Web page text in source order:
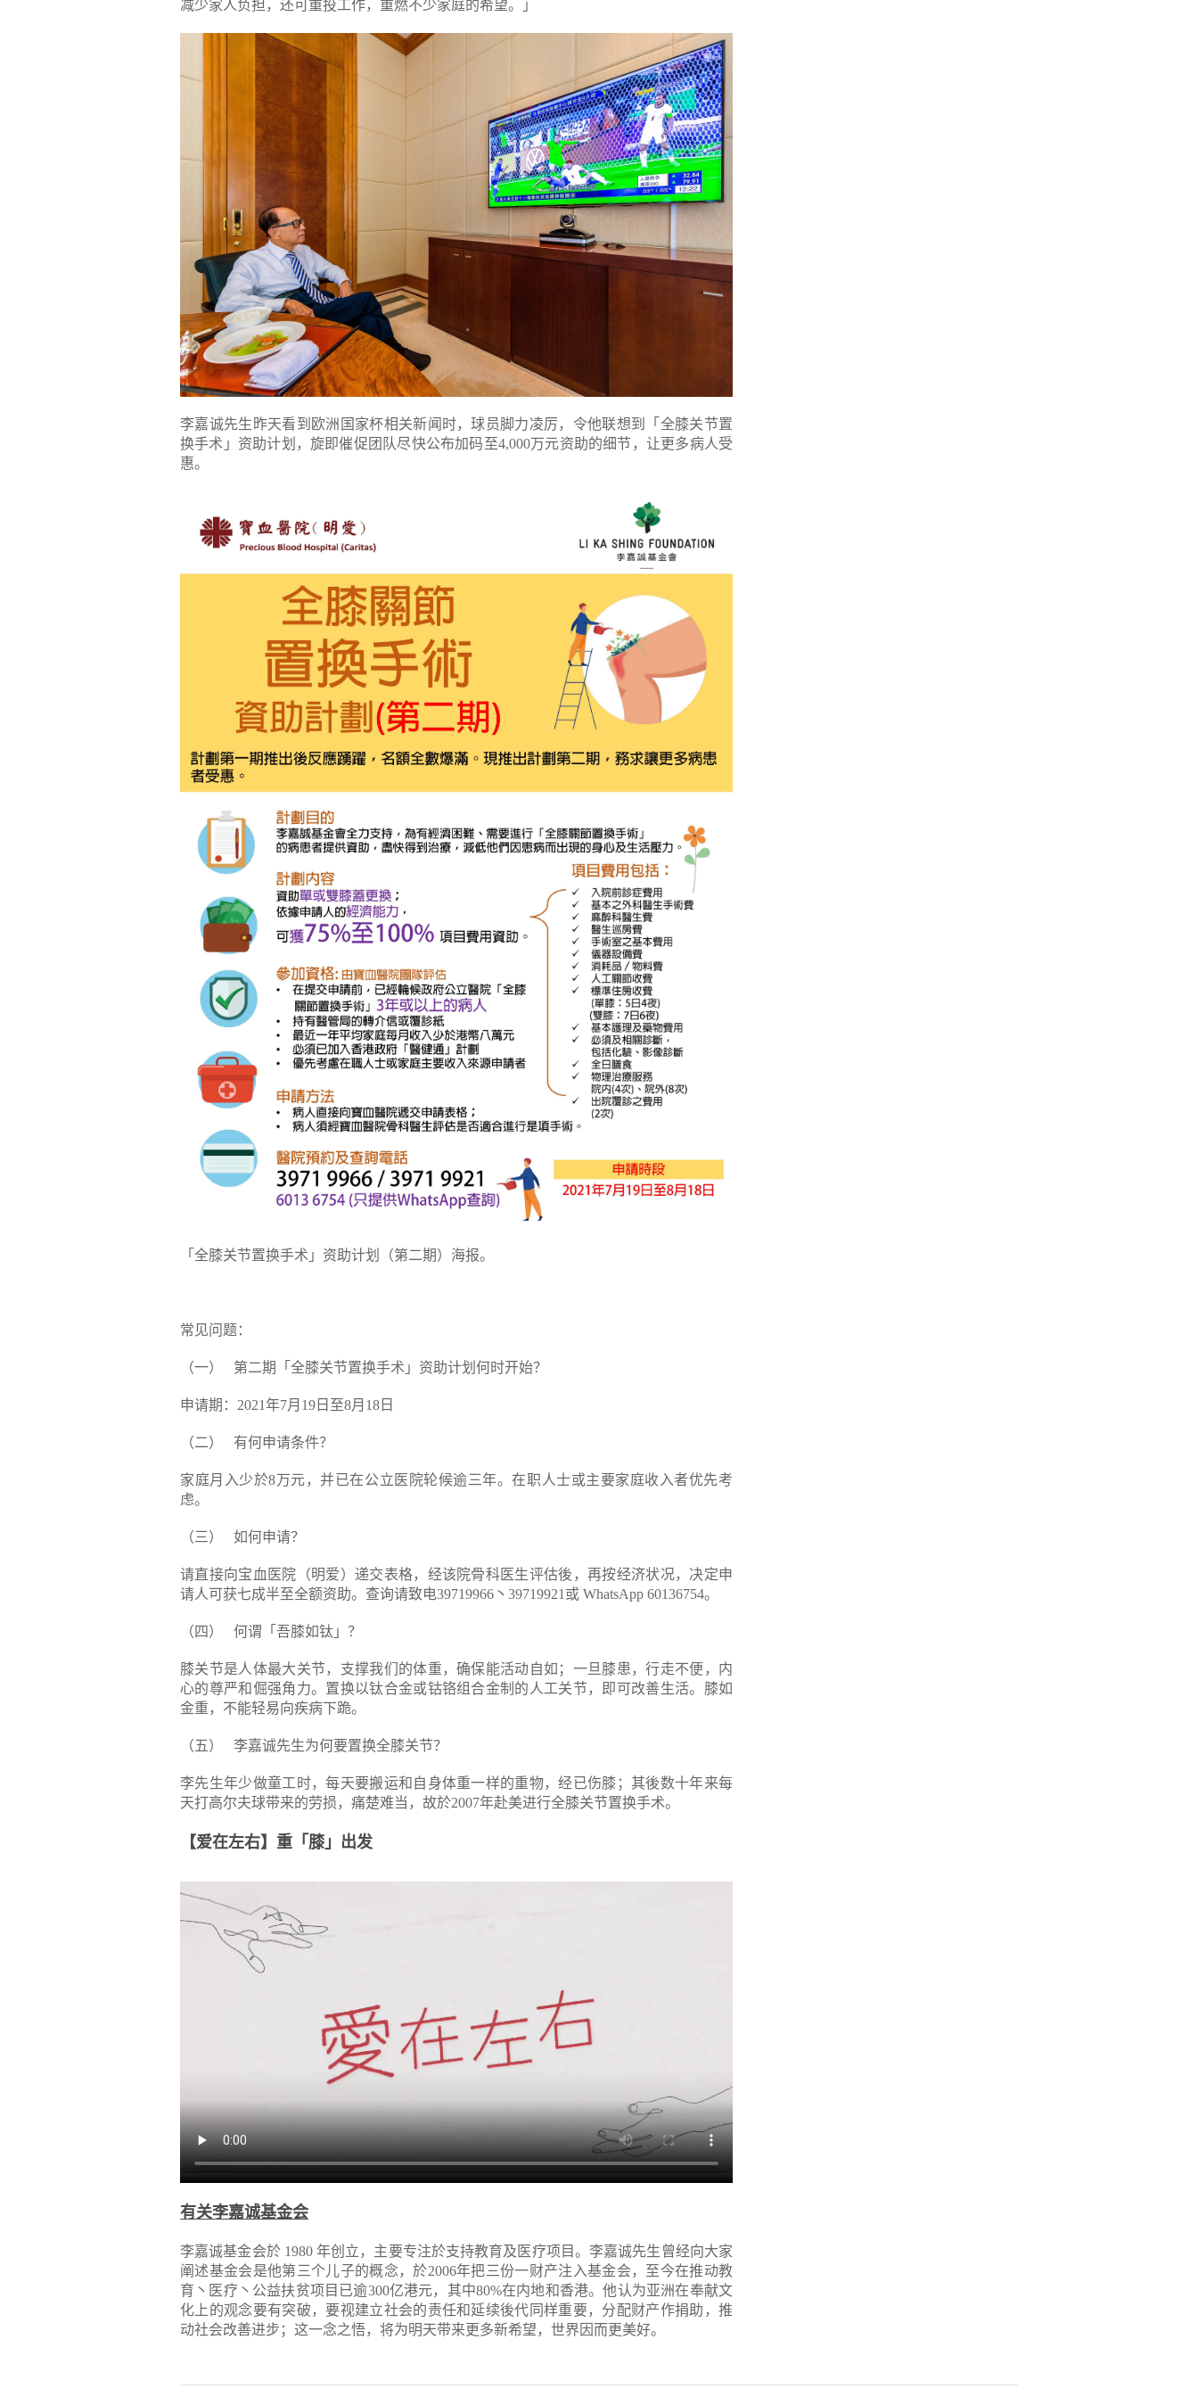
减少家人负担，还可重投工作，重燃不少家庭的希望。」
李嘉诚先生昨天看到欧洲国家杯相关新闻时，球员脚力凌厉，令他联想到「全膝关节置
换手术」资助计划，旋即催促团队尽快公布加码至4,000万元资助的细节，让更多病人受
惠。
「全膝关节置换手术」资助计划（第二期）海报。
常见问题：
（一） 第二期「全膝关节置换手术」资助计划何时开始？
申请期：2021年7月19日至8月18日
（二） 有何申请条件？
家庭月入少於8万元，并已在公立医院轮候逾三年。在职人士或主要家庭收入者优先考
虑。
（三） 如何申请？
请直接向宝血医院（明爱）递交表格，经该院骨科医生评估後，再按经济状况，决定申
请人可获七成半至全额资助。查询请致电39719966丶39719921或 WhatsApp 60136754。
（四） 何谓「吾膝如钛」？
膝关节是人体最大关节，支撑我们的体重，确保能活动自如；一旦膝患，行走不便，内
心的尊严和倔强角力。置换以钛合金或钴铬组合金制的人工关节，即可改善生活。膝如
金重，不能轻易向疾病下跪。
（五） 李嘉诚先生为何要置换全膝关节？
李先生年少做童工时，每天要搬运和自身体重一样的重物，经已伤膝；其後数十年来每
天打高尔夫球带来的劳损，痛楚难当，故於2007年赴美进行全膝关节置换手术。
【爱在左右】重「膝」出发
有关李嘉诚基金会
李嘉诚基金会於 1980 年创立，主要专注於支持教育及医疗项目。李嘉诚先生曾经向大家
阐述基金会是他第三个儿子的概念，於2006年把三份一财产注入基金会，至今在推动教
育丶医疗丶公益扶贫项目已逾300亿港元，其中80%在内地和香港。他认为亚洲在奉献文
化上的观念要有突破，要视建立社会的责任和延续後代同样重要，分配财产作捐助，推
动社会改善进步；这一念之悟，将为明天带来更多新希望，世界因而更美好。